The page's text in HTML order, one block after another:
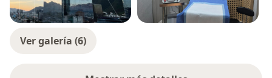
Ver galería (6)